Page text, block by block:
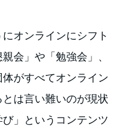
オンラインにシフト
会」や「勉強会」、
体がすべてオンライン
は言い難いのが現状
」というコンテンツ